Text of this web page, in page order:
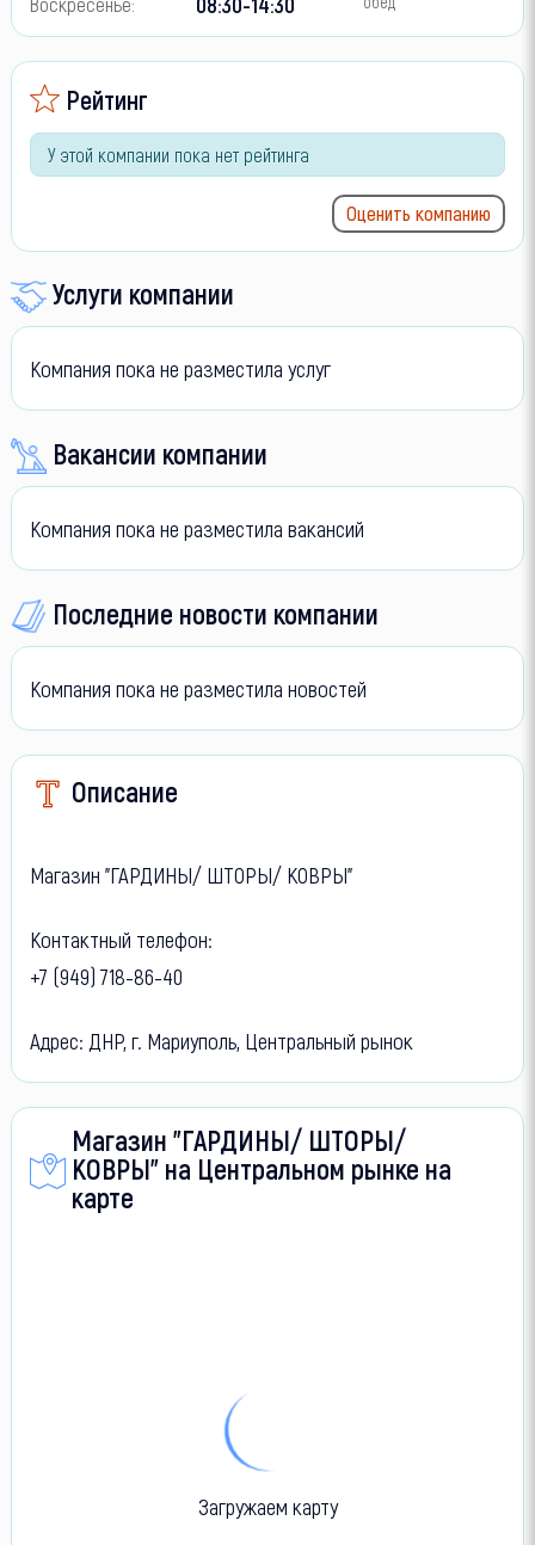
Рейтинг
У этой компании пока нет рейтинга
Оценить компанию
Услуги компании
Компания пока не разместила услуг
Вакансии компании
Компания пока не разместила вакансий
Последние новости компании
Компания пока не разместила новостей
Описание
Магазин "ГАРДИНЫ/ ШТОРЫ/ КОВРЫ"
Контактный телефон:
+7 (949) 718-86-40
Адрес: ДНР, г. Мариуполь, Центральный рынок
Магазин "ГАРДИНЫ/ ШТОРЫ/
КОВРЫ" на Центральном рынке на
карте
Загружаем карту